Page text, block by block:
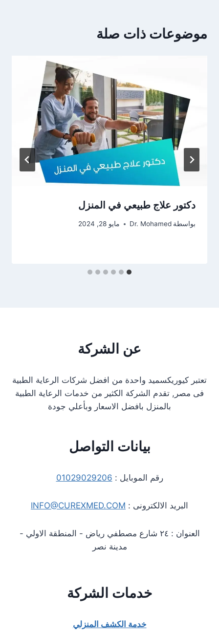
موضوعات ذات صلة
دكتور علاج طبيعي في المنزل
بواسطة Dr. Mohamed مايو 28, 2024
عن الشركة
تعتبر كيوريكسميد واحدة من افضل شركات الرعاية الطبية
فى مصر, تقدم الشركة الكثير من خدمات الرعاية الطبية
بالمنزل بافضل الاسعار وبأعلي جودة
بيانات التواصل
رقم الموبايل : 01029029206
البريد الالكترونى : INFO@CUREXMED.COM
العنوان : ٢٤ شارع مصطفي رياض - المنطقة الاولي -
مدينة نصر
خدمات الشركة
خدمة الكشف المنزلي